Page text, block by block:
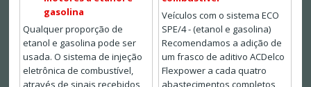
gasolina
Qualquer proporção de
etanol e gasolina pode ser
usada. O sistema de injeção
eletrônica de combustível,
através de sinais recebidos
Veículos com o sistema ECO
SPE/4 - (etanol e gasolina)
Recomendamos a adição de
um frasco de aditivo ACDelco
Flexpower a cada quatro
abastecimentos completos